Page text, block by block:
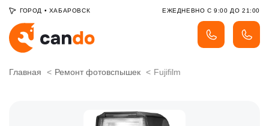
ГОРОД • ХАБАРОВСК ЕЖЕДНЕВНО С 9:00 ДО 21:00
Главная Ремонт фотовспышек Fujifilm